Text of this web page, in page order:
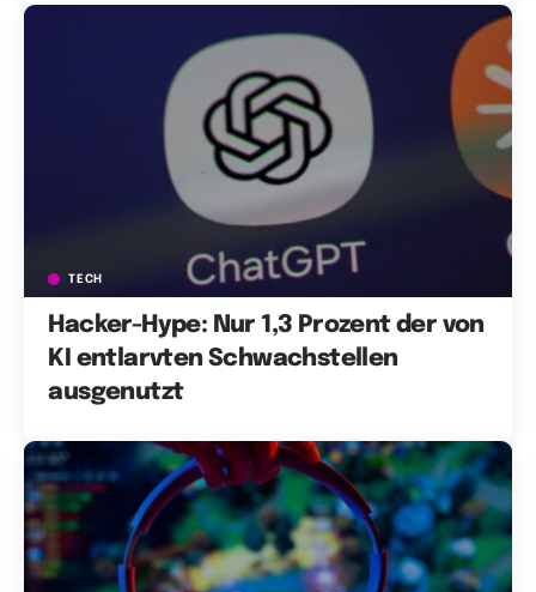
TECH
Hacker-Hype: Nur 1,3 Prozent der von
KI entlarvten Schwachstellen
ausgenutzt